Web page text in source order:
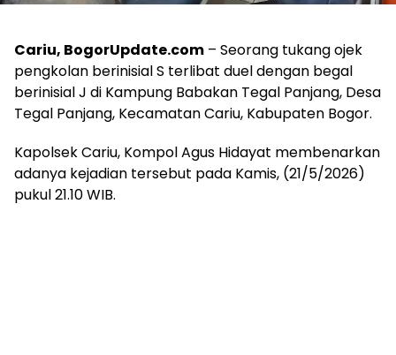
Cariu, BogorUpdate.com – Seorang tukang ojek
pengkolan berinisial S terlibat duel dengan begal
berinisial J di Kampung Babakan Tegal Panjang, Desa
Tegal Panjang, Kecamatan Cariu, Kabupaten Bogor.
Kapolsek Cariu, Kompol Agus Hidayat membenarkan
adanya kejadian tersebut pada Kamis, (21/5/2026)
pukul 21.10 WIB.